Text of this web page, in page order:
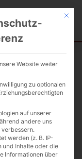
aus Ton
Mit
Website weiter
zu optionalen
auf unserer
andere uns
verbessern.
werden (z. B. IP-
und Inhalte oder die
Informationen über